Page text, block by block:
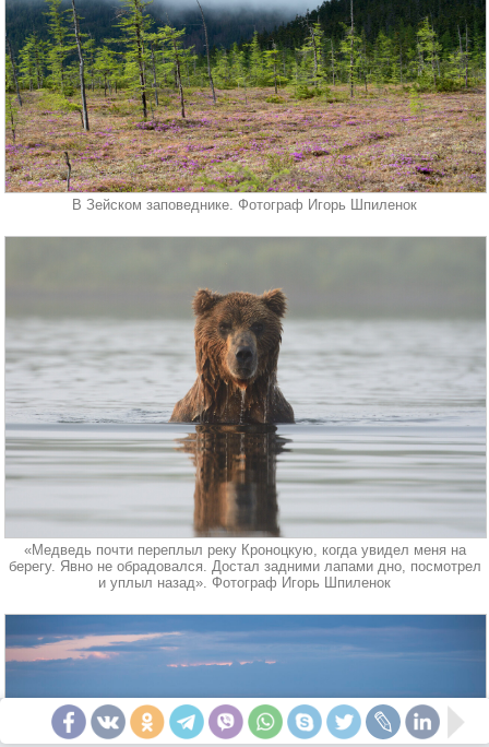
В Зейском заповеднике. Фотограф Игорь Шпиленок
«Медведь почти переплыл реку Кроноцкую, когда увидел меня на
берегу. Явно не обрадовался. Достал задними лапами дно, посмотрел
и уплыл назад». Фотограф Игорь Шпиленок